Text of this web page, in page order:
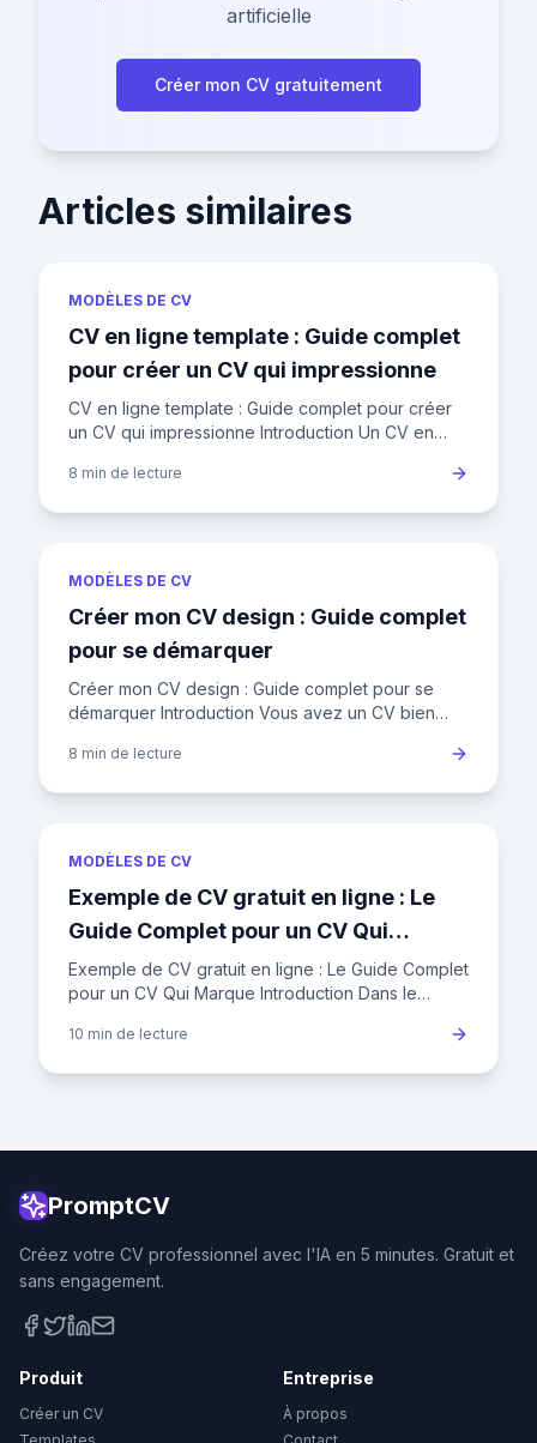
artificielle
Créer mon CV gratuitement
Articles similaires
MODÈLES DE CV
CV en ligne template : Guide complet
pour créer un CV qui impressionne
CV en ligne template : Guide complet pour créer
un CV qui impressionne Introduction Un CV en
démarquer sur le marc
8 min de lecture
MODÈLES DE CV
Créer mon CV design : Guide complet
pour se démarquer
Créer mon CV design : Guide complet pour se
démarquer Introduction Vous avez un CV bien
un marché du travail
8 min de lecture
MODÈLES DE CV
Exemple de CV gratuit en ligne : Le
Guide Complet pour un CV Qui
Marque
Exemple de CV gratuit en ligne : Le Guide Complet
pour un CV Qui Marque Introduction Dans le
recruteur ne consacre en
10 min de lecture
PromptCV
Créez votre CV professionnel avec l'IA en 5 minutes. Gratuit et
sans engagement.
Produit
Créer un CV
Entreprise
À propos